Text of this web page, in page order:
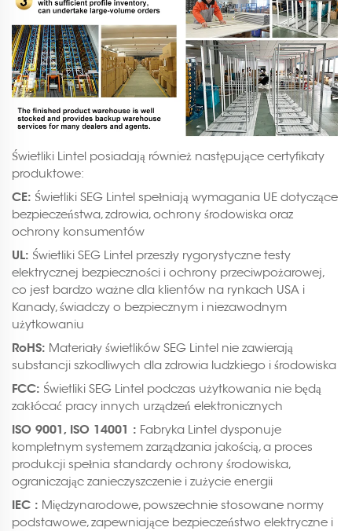
Świetliki Lintel posiadają również następujące certyfikaty
produktowe:
CE: Świetliki SEG Lintel spełniają wymagania UE dotyczące
bezpieczeństwa, zdrowia, ochrony środowiska oraz
ochrony konsumentów
UL: Świetliki SEG Lintel przeszły rygorystyczne testy
elektrycznej bezpieczności i ochrony przeciwpożarowej,
co jest bardzo ważne dla klientów na rynkach USA i
Kanady, świadczy o bezpiecznym i niezawodnym
użytkowaniu
RoHS: Materiały świetlików SEG Lintel nie zawierają
substancji szkodliwych dla zdrowia ludzkiego i środowiska
FCC: Świetliki SEG Lintel podczas użytkowania nie będą
zakłócać pracy innych urządzeń elektronicznych
ISO 9001, ISO 14001 : Fabryka Lintel dysponuje
kompletnym systemem zarządzania jakością, a proces
produkcji spełnia standardy ochrony środowiska,
ograniczając zanieczyszczenie i zużycie energii
IEC : Międzynarodowe, powszechnie stosowane normy
podstawowe, zapewniające bezpieczeństwo elektryczne i